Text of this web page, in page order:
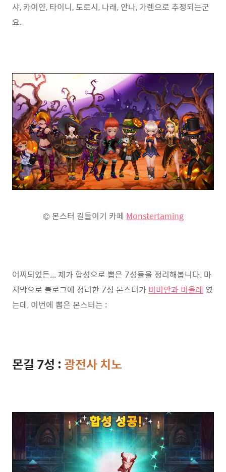
샤, 카이얀, 타이니, 도로시, 나래, 안나, 가렌으로 추정되는군
요.
© 몬스터 길들이기 카페 Monstertaming
어찌되었든... 제가 합성으로 뽑은 7성들을 정리해봅니다. 마
지막으로 블로그에 정리한 7성 몬스터가 비비안과 비올레 였
는데, 이번에 뽑은 몬스터는 :
몬길 7성 :광전사 치노